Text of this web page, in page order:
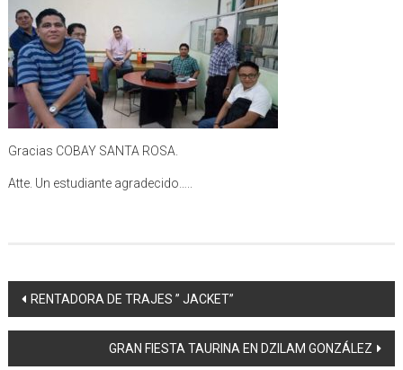
Gracias COBAY SANTA ROSA.
Atte. Un estudiante agradecido…..
Navegación
de
entrada
RENTADORA DE TRAJES ” JACKET”
GRAN FIESTA TAURINA EN DZILAM GONZÁLEZ